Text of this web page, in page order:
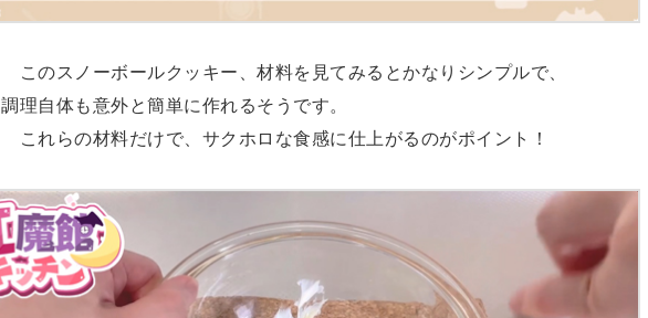
このスノーボールクッキー、材料を見てみるとかなりシンプルで、
調理自体も意外と簡単に作れるそうです。
これらの材料だけで、サクホロな食感に仕上がるのがポイント！